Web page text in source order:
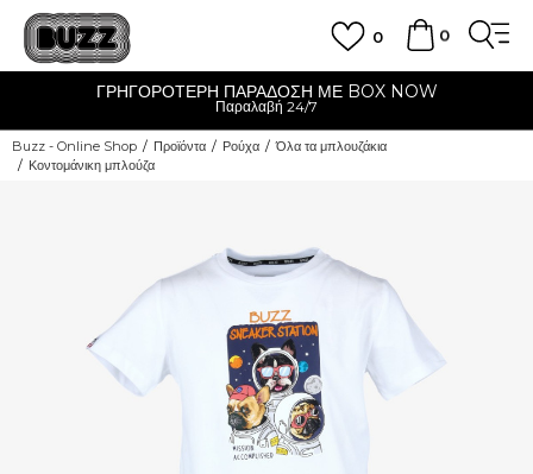
0
0
ΓΡΗΓΟΡΟΤΕΡΗ ΠΑΡΑΔΟΣΗ ΜΕ BOX NOW
Παραλαβή 24/7
Buzz - Online Shop Προϊόντα Ρούχα
Όλα τα μπλουζάκια
Κοντομάνικη μπλούζα